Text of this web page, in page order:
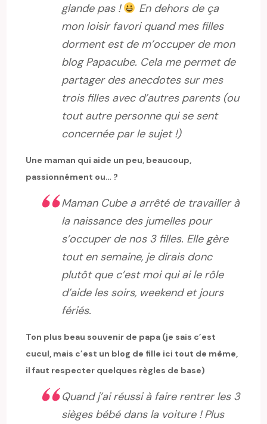
glande pas !
En dehors de ça
mon loisir favori quand mes filles
dorment est de m’occuper de mon
blog Papacube. Cela me permet de
partager des anecdotes sur mes
trois filles avec d’autres parents (ou
tout autre personne qui se sent
concernée par le sujet !)
Une maman qui aide un peu, beaucoup,
passionnément ou… ?
Maman Cube a arrêté de travailler à
la naissance des jumelles pour
s’occuper de nos 3 filles. Elle gère
tout en semaine, je dirais donc
plutôt que c’est moi qui ai le rôle
d’aide les soirs, weekend et jours
fériés.
Ton plus beau souvenir de papa (je sais c’est
cucul, mais c’est un blog de fille ici tout de même,
il faut respecter quelques règles de base)
Quand j’ai réussi à faire rentrer les 3
sièges bébé dans la voiture ! Plus